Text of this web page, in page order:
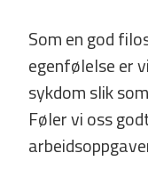
Som en god
egenfølelse er
sykdom slik
Føler vi oss